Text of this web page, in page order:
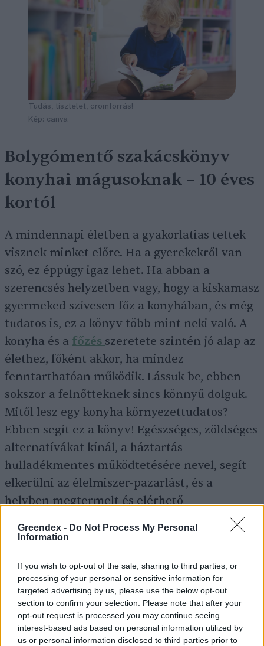
Greendex - Do Not Process My Personal
Information
If you wish to opt-out of the sale, sharing to third parties, or
processing of your personal or sensitive information for
targeted advertising by us, please use the below opt-out
section to confirm your selection. Please note that after your
opt-out request is processed you may continue seeing
interest-based ads based on personal information utilized by
us or personal information disclosed to third parties prior to
Tudás, tisztelet, örömforrás!
Kép: canva
Bolygómentő szakácskönyv
konyhai mágusoknak – 10 éves
kortól
A mindennapi életben a gyakorlatias tettek
visznek minket előre. Ha a gyerekekről van
szó, ez éppúgy igaz lehet. Ha abban a
szerencsés helyzetben vagy, hogy a kiskamasz
gyermeked szívesen főz a konyhában, és még
tudatos is, ez a könyv több mint neki való. A
konyha és a főzés szeretete szintén jó alap az
élethez, főként akkor, ha mindez
fenntarthatóan működik. Lássuk be, ebben
sokszor a felnőtteknek sincs könnyű dolguk.
Mitől lesz egy konyha környezettudatos?
Ebben segít ez a könyv! Egészséges, zöldséges
alternatívákat kínál, a háztartás
hulladékmentes működtetésére nevel, segít
elkerülni az élelmiszer-pazarlást, és a
helyben megtermelt és elérhető
Kísérletezőkedv és bátorság, valamint egy
nagy adag tudatosság: mindez a Ti
konyhátokban is ott lehet!
Bárhogyan, bármilyen témával is szeretnéd